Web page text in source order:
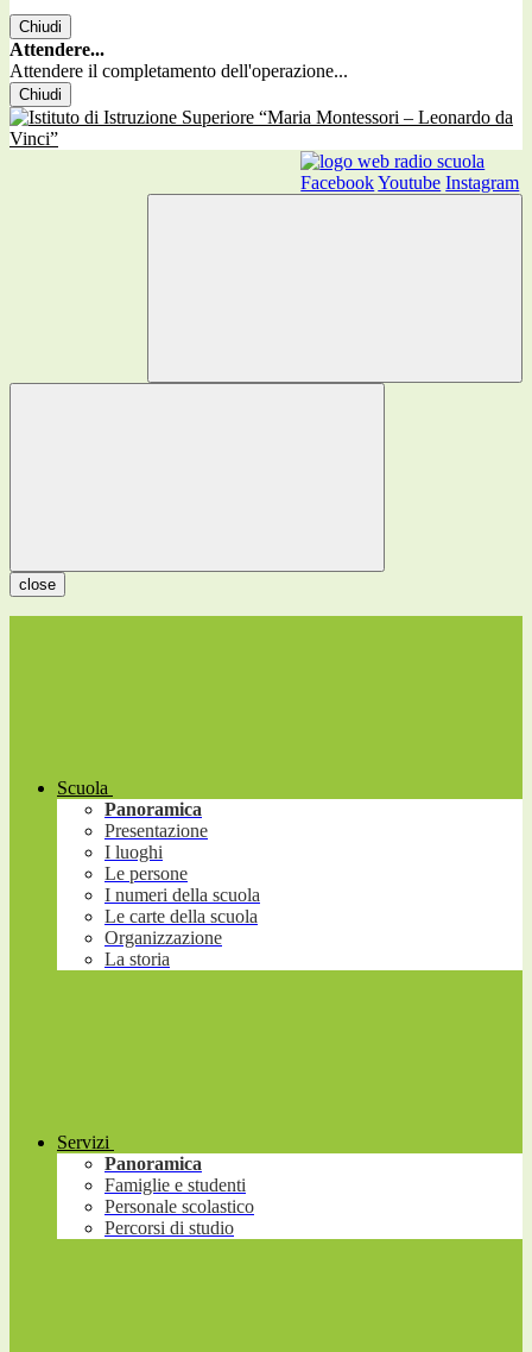
Chiudi
Attendere...
Attendere il completamento dell'operazione...
Chiudi
FacebookYoutube Instagram
close
Scuola
Panoramica
Presentazione
I luoghi
Le persone
I numeri della scuola
Le carte della scuola
Organizzazione
La storia
Servizi
Panoramica
Famiglie e studenti
Personale scolastico
Percorsi di studio